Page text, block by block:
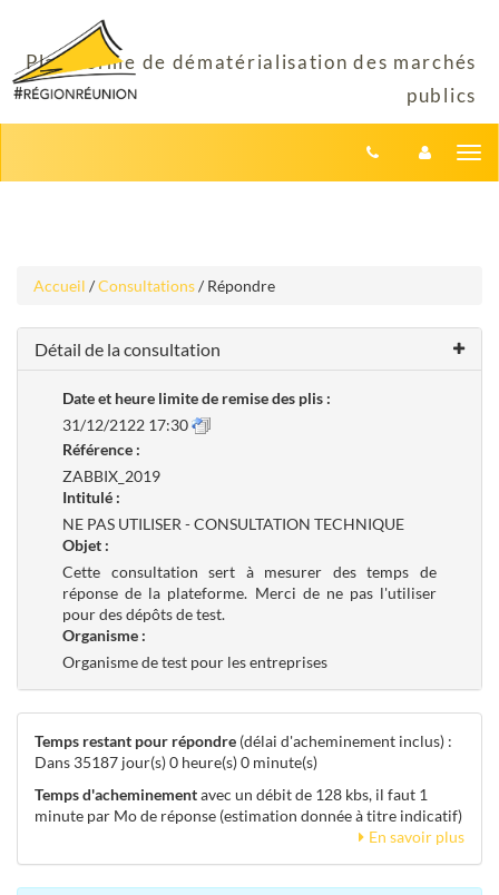
contenu
Accueil /Consultations/ Répondre
Détail de la consultation
Date et heure limite de remise des plis :
31/12/2122 17:30
Référence :
ZABBIX_2019
Intitulé :
NE PAS UTILISER - CONSULTATION TECHNIQUE
Objet :
Cette consultation sert à mesurer des temps de
réponse de la plateforme. Merci de ne pas l'utiliser
pour des dépôts de test.
Organisme :
Organisme de test pour les entreprises
Temps restant pour répondre (délai d'acheminement inclus) :
Dans 35187 jour(s) 0 heure(s) 0 minute(s)
Temps d'acheminementavec un débit de 128 kbs, il faut 1
minute par Mo de réponse (estimation donnée à titre indicatif)
En savoir plus